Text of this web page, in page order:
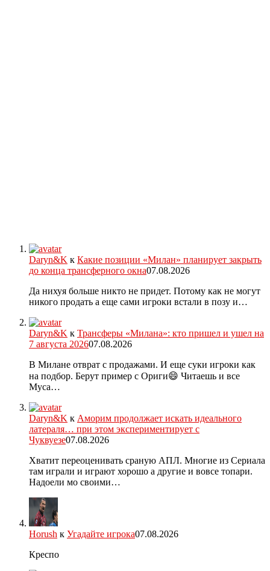
Daryn&K к Какие позиции «Милан» планирует закрыть
до конца трансферного окна07.08.2026
Да нихуя больше никто не придет. Потому как не могут
никого продать а еще сами игроки встали в позу и…
Daryn&K к Трансферы «Милана»: кто пришел и ушел на
7 августа 202607.08.2026
В Милане отврат с продажами. И еще суки игроки как
на подбор. Берут пример с Ориги😄 Читаешь и все
Муса…
Daryn&K к Аморим продолжает искать идеального
латераля… при этом экспериментирует с
Чуквуезе07.08.2026
Хватит переоценивать сраную АПЛ. Многие из Сериала
там играли и играют хорошо а другие и вовсе топари.
Надоели мо своими…
Horush к Угадайте игрока07.08.2026
Креспо